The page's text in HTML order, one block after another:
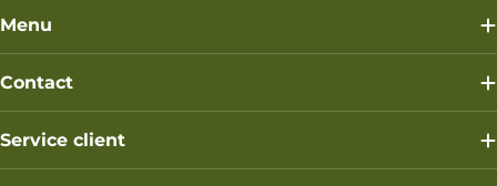
Menu
Contact
Service client